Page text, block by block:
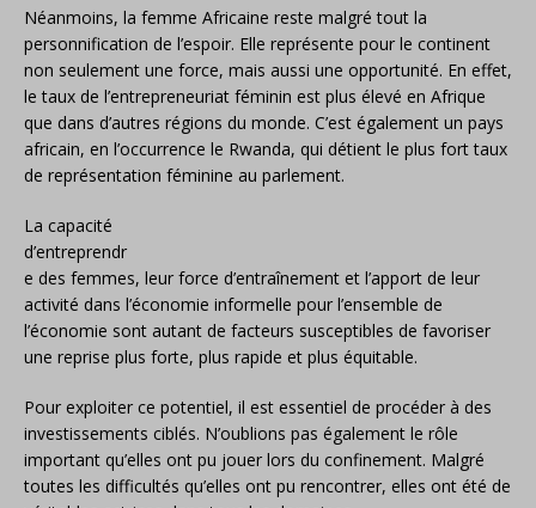
Néanmoins, la femme Africaine reste malgré tout la
personnification de l’espoir. Elle représente pour le continent
non seulement une force, mais aussi une opportunité. En effet,
le taux de l’entrepreneuriat féminin est plus élevé en Afrique
que dans d’autres régions du monde. C’est également un pays
africain, en l’occurrence le Rwanda, qui détient le plus fort taux
de représentation féminine au parlement.
La capacité
d’entreprendr
e des femmes, leur force d’entraînement et l’apport de leur
activité dans l’économie informelle pour l’ensemble de
l’économie sont autant de facteurs susceptibles de favoriser
une reprise plus forte, plus rapide et plus équitable.
Pour exploiter ce potentiel, il est essentiel de procéder à des
investissements ciblés. N’oublions pas également le rôle
important qu’elles ont pu jouer lors du confinement. Malgré
toutes les difficultés qu’elles ont pu rencontrer, elles ont été de